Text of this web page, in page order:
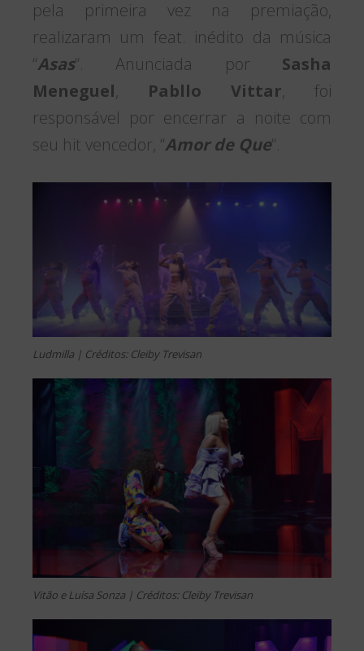
pela primeira vez na premiação,
realizaram um feat. inédito da música
“Asas“. Anunciada por Sasha
Meneguel, Pabllo Vittar, foi
responsável por encerrar a noite com
seu hit vencedor, “Amor de Que“.
Ludmilla | Créditos: Cleiby Trevisan
Vitão e Luísa Sonza | Créditos: Cleiby Trevisan